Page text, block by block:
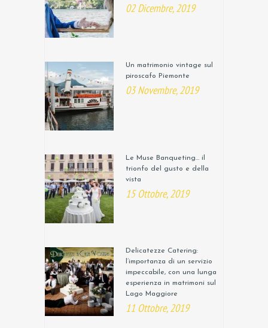
02 Dicembre, 2019
Un matrimonio vintage sul
piroscafo Piemonte
03 Novembre, 2019
Le Muse Banqueting… il
trionfo del gusto e della
vista
15 Ottobre, 2019
Delicatezze Catering:
l’importanza di un servizio
impeccabile, con una lunga
esperienza in matrimoni sul
Lago Maggiore
11 Ottobre, 2019